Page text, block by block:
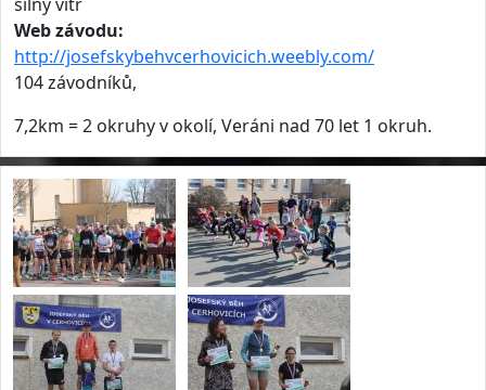
Web závodu:
http://josefskybehvcerhovicich.weebly.com/
104 závodníků,
7,2km = 2 okruhy v okolí, Veráni nad 70 let 1 okruh.